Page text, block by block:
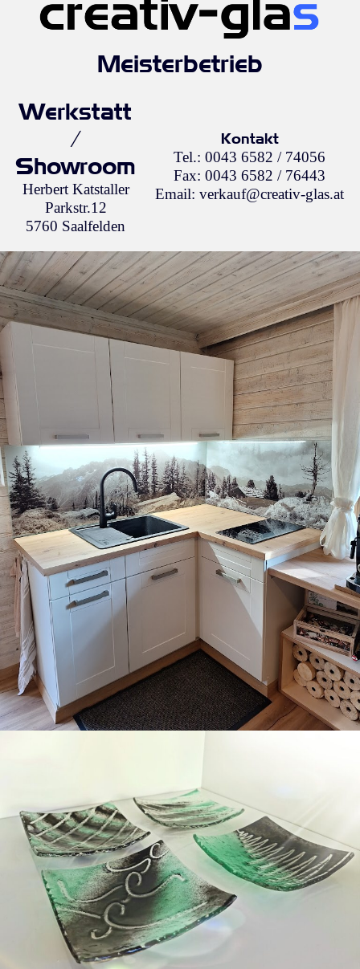
Meisterbetrieb
Werkstatt
/
Showroom
Herbert Katstaller
Parkstr.12
5760 Saalfelden
Kontakt
Tel.: 0043 6582 / 74056
Fax: 0043 6582 / 76443
Email: verkauf@creativ-glas.at